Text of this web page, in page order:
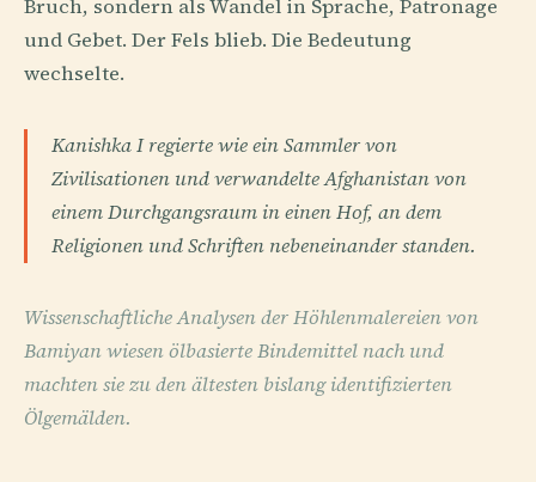
Bruch, sondern als Wandel in Sprache, Patronage
und Gebet. Der Fels blieb. Die Bedeutung
wechselte.
Kanishka I regierte wie ein Sammler von
Zivilisationen und verwandelte Afghanistan von
einem Durchgangsraum in einen Hof, an dem
Religionen und Schriften nebeneinander standen.
Wissenschaftliche Analysen der Höhlenmalereien von
Bamiyan wiesen ölbasierte Bindemittel nach und
machten sie zu den ältesten bislang identifizierten
Ölgemälden.